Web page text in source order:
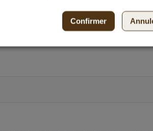
Confirmer